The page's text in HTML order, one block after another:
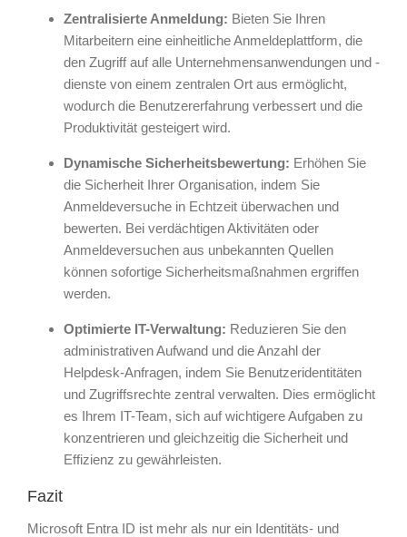
Zentralisierte Anmeldung: Bieten Sie Ihren
Mitarbeitern eine einheitliche Anmeldeplattform, die
den Zugriff auf alle Unternehmensanwendungen und -
dienste von einem zentralen Ort aus ermöglicht,
wodurch die Benutzererfahrung verbessert und die
Produktivität gesteigert wird.
Dynamische Sicherheitsbewertung: Erhöhen Sie
die Sicherheit Ihrer Organisation, indem Sie
Anmeldeversuche in Echtzeit überwachen und
bewerten. Bei verdächtigen Aktivitäten oder
Anmeldeversuchen aus unbekannten Quellen
können sofortige Sicherheitsmaßnahmen ergriffen
werden.
Optimierte IT-Verwaltung: Reduzieren Sie den
administrativen Aufwand und die Anzahl der
Helpdesk-Anfragen, indem Sie Benutzeridentitäten
und Zugriffsrechte zentral verwalten. Dies ermöglicht
es Ihrem IT-Team, sich auf wichtigere Aufgaben zu
konzentrieren und gleichzeitig die Sicherheit und
Effizienz zu gewährleisten.
Fazit
Microsoft Entra ID ist mehr als nur ein Identitäts- und